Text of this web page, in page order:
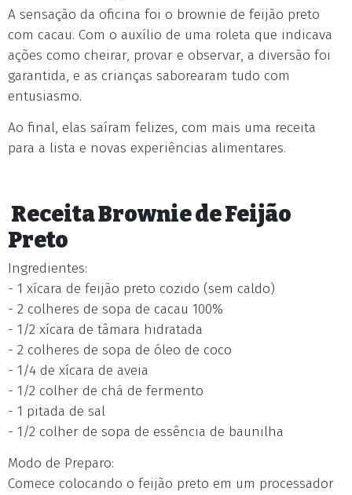
A sensação da oficina foi o brownie de feijão preto
com cacau. Com o auxílio de uma roleta que indicava
ações como cheirar, provar e observar, a diversão foi
garantida, e as crianças saborearam tudo com
entusiasmo.
Ao final, elas saíram felizes, com mais uma receita
para a lista e novas experiências alimentares.
Receita Brownie de Feijão
Preto
Ingredientes:
- 1 xícara de feijão preto cozido (sem caldo)
- 2 colheres de sopa de cacau 100%
- 1/2 xícara de tâmara hidratada
- 2 colheres de sopa de óleo de coco
- 1/4 de xícara de aveia
- 1/2 colher de chá de fermento
- 1 pitada de sal
- 1/2 colher de sopa de essência de baunilha
Modo de Preparo:
Comece colocando o feijão preto em um processador